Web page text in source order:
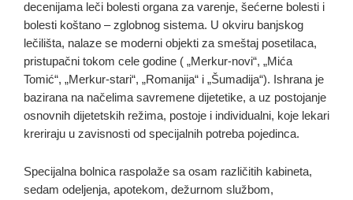
decenijama leči bolesti organa za varenje, šećerne bolesti i
bolesti koštano – zglobnog sistema. U okviru banjskog
lečilišta, nalaze se moderni objekti za smeštaj posetilaca,
pristupačni tokom cele godine ( „Merkur-novi“, „Mića
Tomić“, „Merkur-stari“, „Romanija“ i „Šumadija“). Ishrana je
bazirana na načelima savremene dijetetike, a uz postojanje
osnovnih dijetetskih režima, postoje i individualni, koje lekari
kreriraju u zavisnosti od specijalnih potreba pojedinca.
Specijalna bolnica raspolaže sa osam različitih kabineta,
sedam odeljenja, apotekom, dežurnom službom,